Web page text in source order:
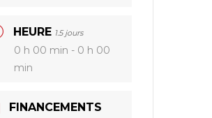
HEURE 1.5 jours
0 h 00 min - 0 h 00
min
FINANCEMENTS